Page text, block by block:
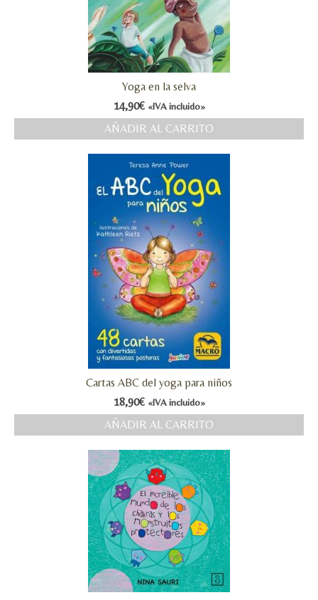
Yoga en la selva
14,90€ «IVA incluido»
AÑADIR AL CARRITO
Cartas ABC del yoga para niños
18,90€ «IVA incluido»
AÑADIR AL CARRITO